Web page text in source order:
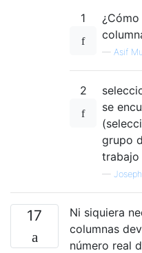
1
— Asif
2
se
grupo
trabajo
—
17
Ni siquiera
columnas
número real